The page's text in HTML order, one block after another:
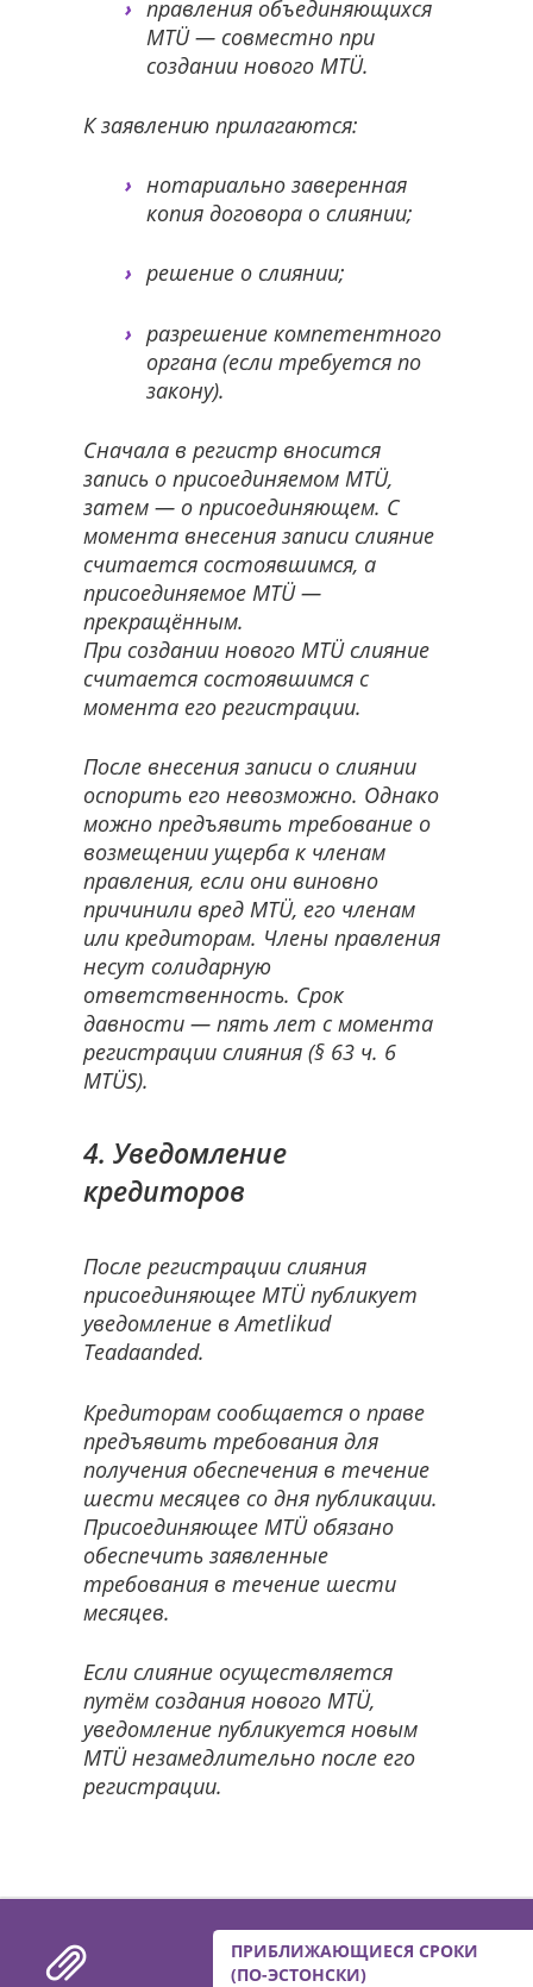
правления объединяющихся
MTÜ — совместно при
создании нового MTÜ.
К заявлению прилагаются:
нотариально заверенная
копия договора о слиянии;
решение о слиянии;
разрешение компетентного
органа (если требуется по
закону).
Сначала в регистр вносится
запись о присоединяемом MTÜ,
затем — о присоединяющем. С
момента внесения записи слияние
считается состоявшимся, а
присоединяемое MTÜ —
прекращённым.
При создании нового MTÜ слияние
считается состоявшимся с
момента его регистрации.
После внесения записи о слиянии
оспорить его невозможно. Однако
можно предъявить требование о
возмещении ущерба к членам
правления, если они виновно
причинили вред MTÜ, его членам
или кредиторам. Члены правления
несут солидарную
ответственность. Срок
давности — пять лет с момента
регистрации слияния (§ 63 ч. 6
MTÜS).
4. Уведомление
кредиторов
После регистрации слияния
присоединяющее MTÜ публикует
уведомление вAmetlikud
Teadaanded.
Кредиторам сообщается о праве
предъявить требования для
получения обеспечения в течение
шести месяцев со дня публикации.
Присоединяющее MTÜ обязано
обеспечить заявленные
требования в течение шести
месяцев.
Если слияние осуществляется
путём создания нового MTÜ,
уведомление публикуется новым
MTÜ незамедлительно после его
регистрации.
ПРИБЛИЖАЮЩИЕСЯ СРОКИ
(ПО-ЭСТОНСКИ)